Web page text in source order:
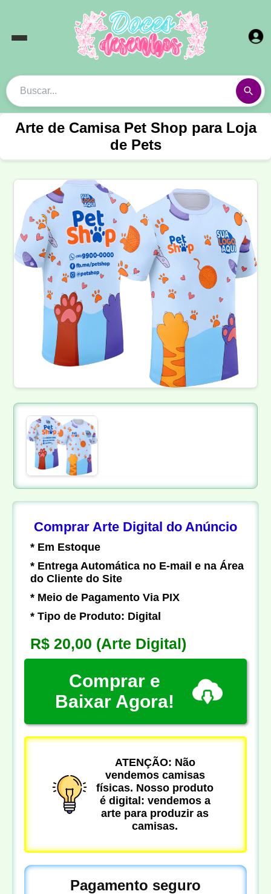
Arte de Camisa Pet Shop para Loja
de Pets
Comprar Arte Digital do Anúncio
* Em Estoque
* Entrega Automática no E-mail e na Área
do Cliente do Site
* Meio de Pagamento Via PIX
* Tipo de Produto: Digital
R$ 20,00 (Arte Digital)
Comprar e
Baixar Agora!
ATENÇÃO: Não
vendemos camisas
físicas. Nosso produto
é digital: vendemos a
arte para produzir as
camisas.
Pagamento seguro